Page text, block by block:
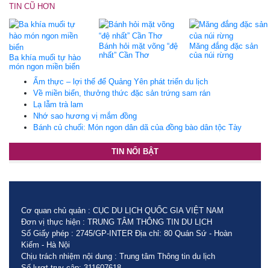
TIN CŨ HƠN
Ba khía muối tự hào
món ngon miền biển
Bánh hỏi mặt võng “đệ
nhất” Cần Thơ
Măng đắng đặc sản
của núi rừng
Ẩm thực – lợi thế để Quảng Yên phát triển du lịch
Về miền biển, thưởng thức đặc sản trứng sam rán
Lạ lẫm trà lam
Nhớ sao hương vị mắm đồng
Bánh củ chuối: Món ngon dân dã của đồng bào dân tộc Tày
TIN NỔI BẬT
Cơ quan chủ quản : CỤC DU LỊCH QUỐC GIA VIỆT NAM
Đơn vị thực hiện : TRUNG TÂM THÔNG TIN DU LỊCH
Số Giấy phép : 2745/GP-INTER Địa chỉ: 80 Quán Sứ - Hoàn
Kiếm - Hà Nội
Chịu trách nhiệm nội dung : Trung tâm Thông tin du lịch